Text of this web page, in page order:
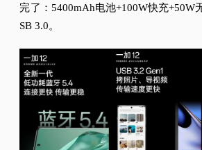
快完了： 5400mAh电池+100W快充+50W
SB 3.0。